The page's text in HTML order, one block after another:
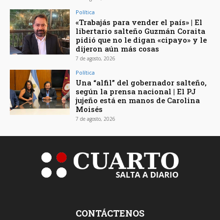
Política
«Trabajás para vender el país» | El
libertario salteño Guzmán Coraita
pidió que no le digan «cipayo» y le
dijeron aún más cosas
7 de agosto, 2026
Política
Una “alfil” del gobernador salteño,
según la prensa nacional | El PJ
jujeño está en manos de Carolina
Moisés
7 de agosto, 2026
CONTÁCTENOS